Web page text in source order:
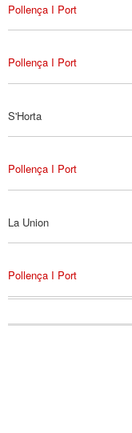
Pollença I Port
Pollença I Port
S'Horta
Pollença I Port
La Union
Pollença I Port